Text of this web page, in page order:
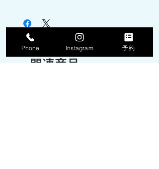
関連商品
Phone Instagram 予約